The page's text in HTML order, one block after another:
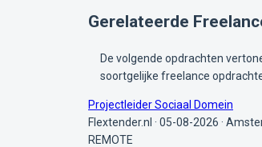
Gerelateerde
De volgende opdrachten
soortgelijke freelance
Projectleider Sociaal Domein
Flextender.nl · 05-08-2026 ·
REMOTE